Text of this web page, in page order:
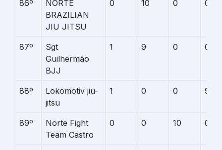
86º
NORTE
BRAZILIAN
JIU JITSU
0 10 0 0
87º
Sgt
Guilhermão
BJJ
1 9 0 0
88º
Lokomotiv jiu-
jitsu
1 0 0 9
89º
Norte Fight
Team Castro
0 0 10 0